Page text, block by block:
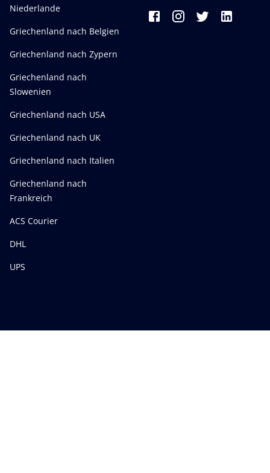
Niederlande
Griechenland nach Belgien
Griechenland nach Zypern
Griechenland nach
Slowenien
Griechenland nach USA
Griechenland nach UK
Griechenland nach Italien
Griechenland nach
Frankreich
ACS Courier
DHL
UPS